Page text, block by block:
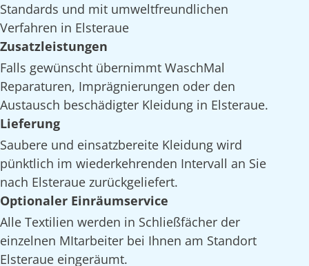
Standards und mit umweltfreundlichen
Verfahren in Elsteraue
Zusatzleistungen
Falls gewünscht übernimmt WaschMal
Reparaturen, Imprägnierungen oder den
Austausch beschädigter Kleidung in Elsteraue.
Lieferung
Saubere und einsatzbereite Kleidung wird
pünktlich im wiederkehrenden Intervall an Sie
nach Elsteraue zurückgeliefert.
Optionaler Einräumservice
Alle Textilien werden in Schließfächer der
einzelnen MItarbeiter bei Ihnen am Standort
Elsteraue eingeräumt.